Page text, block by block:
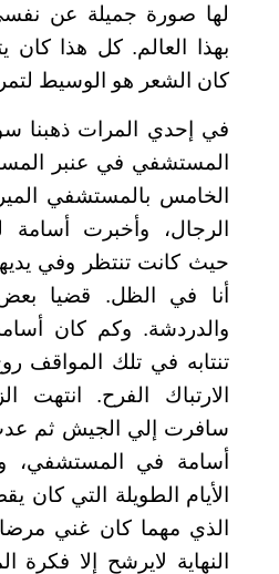
لها صورة جميلة عن
بهذا العالم. كل هذا كان
كان الشعر هو الوسيط
في إحدي المرات ذهبنا
المستشفي في عنبر
الخامس بالمستشفي
الرجال، وأخبرت أسامة
حيث كانت تنتظر وفي
أنا في الظل. قضيا
والدردشة. وكم كان
تنتابه في تلك المواقف
الارتباك الفرح. انتهت
سافرت إلي الجيش ثم
أسامة في المستشفي،
الأيام الطويلة التي كان
الذي مهما كان غني
النهاية لايرشح إلا